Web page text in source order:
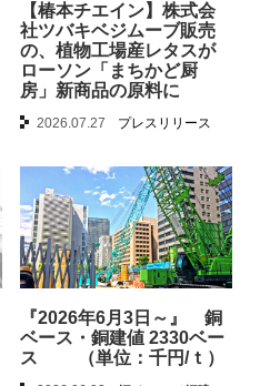
【椿本チエイン】株式会
社ツバキベジムーブ販売
の、植物工場産レタスが
ローソン「まちかど厨
房」新商品の原料に
2026.07.27 プレスリリース
『2026年6月3日～』 銅
ベース・銅建値 2330ベー
ス （単位：千円/ｔ）